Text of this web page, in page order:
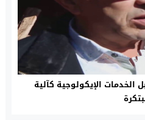
الإيكولوجية كآلية